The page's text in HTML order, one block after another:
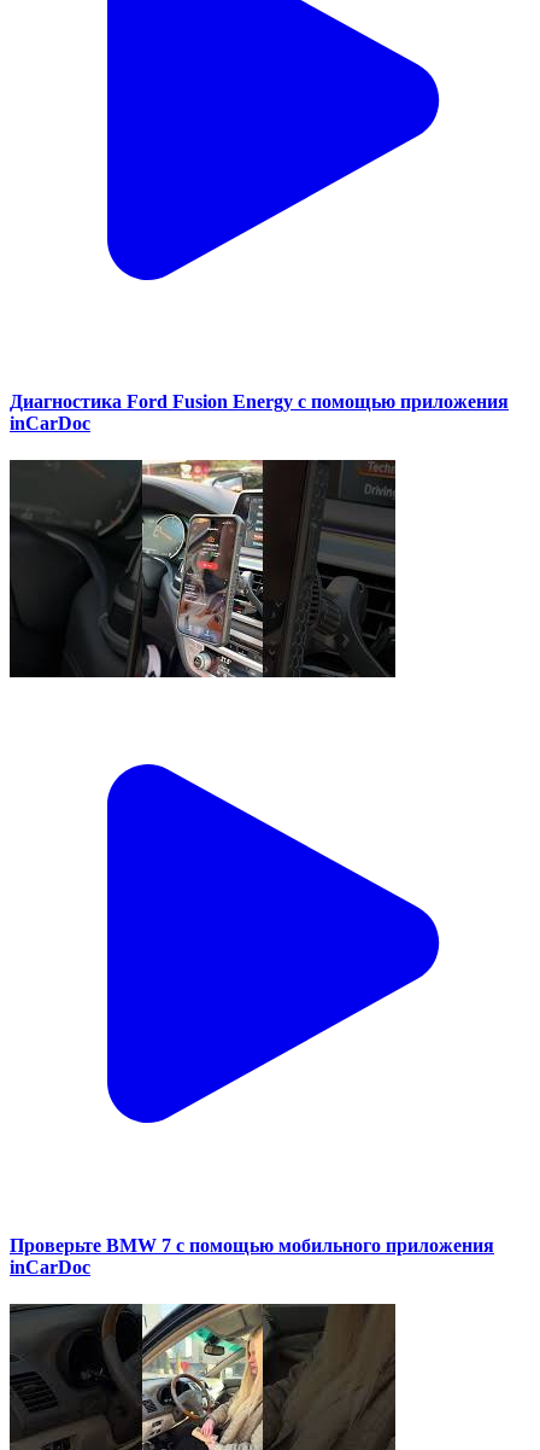
Диагностика Ford Fusion Energy с помощью приложения
inCarDoc
Проверьте BMW 7 с помощью мобильного приложения
inCarDoc